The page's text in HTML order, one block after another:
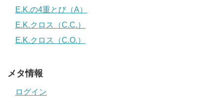
E.K.の4重とび（A）
E.K.クロス（C.C.）
E.K.クロス（C.O.）
メタ情報
ログイン